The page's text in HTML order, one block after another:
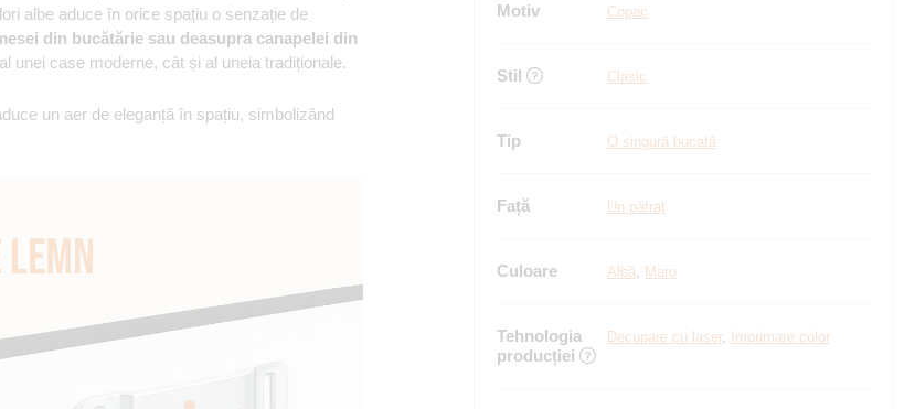
albe aduce în orice spațiu o senzație de
din bucătărie sau deasupra canapelei din
unei case moderne, cât și al uneia tradiționale.
un aer de eleganță în spațiu, simbolizând
Motiv Copac
Stil Clasic
Tip O singură bucată
Față Un pătrat
Culoare Albă, Maro
Tehnologia
producției
Decupare cu laser, Imprimare color